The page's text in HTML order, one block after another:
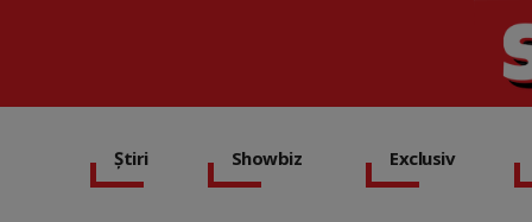
Știri Showbiz Exclusiv